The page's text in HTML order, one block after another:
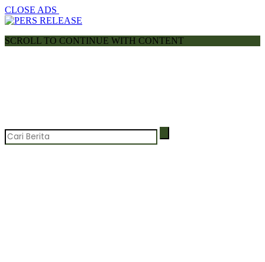
CLOSE ADS
SCROLL TO CONTINUE WITH CONTENT